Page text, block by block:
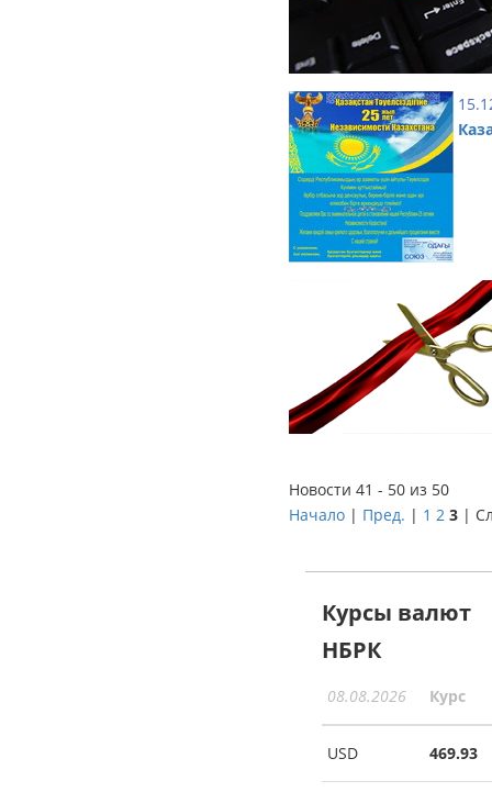
Новости 41 - 50 из 50
Начало| Пред. | 1 2 3|
Курсы валют
НБРК
08.08.2026 Курс
USD 469.93